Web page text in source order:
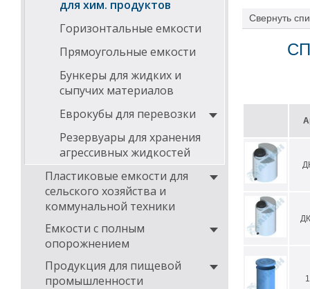
для хим. продуктов
Горизонтальные емкости
Прямоугольные емкости
Бункеры для жидких и
сыпучих материалов
Еврокубы для перевозки
Резервуары для хранения
агрессивных жидкостей
Пластиковые емкости для
сельского хозяйства и
коммунальной техники
Емкости с полным
опорожнением
Продукция для пищевой
промышленности
емкости для
Применение
опасности
Температура
окружающую
Свернуть